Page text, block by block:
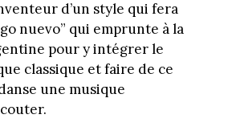
d’un style qui fera
nuevo” qui emprunte à la
pour y intégrer le
classique et faire de ce
une musique